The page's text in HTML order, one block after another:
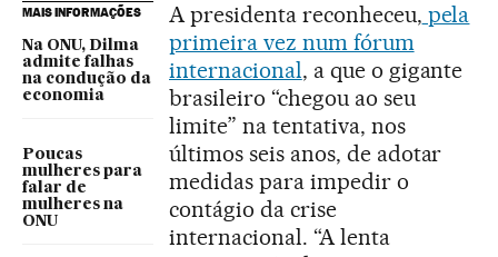
MAIS INFORMAÇÕES
Na ONU, Dilma
admite falhas
na condução da
economia
Poucas
mulheres para
falar de
mulheres na
ONU
A presidenta reconheceu, pela
primeira vez num fórum
internacional, a que o gigante
brasileiro “chegou ao seu
limite” na tentativa, nos
últimos seis anos, de adotar
medidas para impedir o
contágio da crise
internacional. “A lenta